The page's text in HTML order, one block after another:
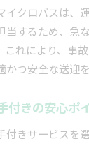
イクロバスは、
当するため、急
これにより、事
つ安全な送迎
付きの安心ポ
付きサービスを